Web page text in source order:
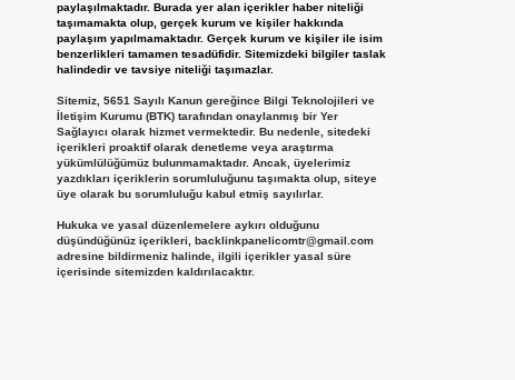
paylaşılmaktadır. Burada yer alan içerikler haber niteliği
taşımamakta olup, gerçek kurum ve kişiler hakkında
paylaşım yapılmamaktadır. Gerçek kurum ve kişiler ile isim
benzerlikleri tamamen tesadüfidir. Sitemizdeki bilgiler taslak
halindedir ve tavsiye niteliği taşımazlar.
Sitemiz, 5651 Sayılı Kanun gereğince Bilgi Teknolojileri ve
İletişim Kurumu (BTK) tarafından onaylanmış bir Yer
Sağlayıcı olarak hizmet vermektedir. Bu nedenle, sitedeki
içerikleri proaktif olarak denetleme veya araştırma
yükümlülüğümüz bulunmamaktadır. Ancak, üyelerimiz
yazdıkları içeriklerin sorumluluğunu taşımakta olup, siteye
üye olarak bu sorumluluğu kabul etmiş sayılırlar.
Hukuka ve yasal düzenlemelere aykırı olduğunu
düşündüğünüz içerikleri, backlinkpanelicomtr@gmail.com
adresine bildirmeniz halinde, ilgili içerikler yasal süre
içerisinde sitemizden kaldırılacaktır.